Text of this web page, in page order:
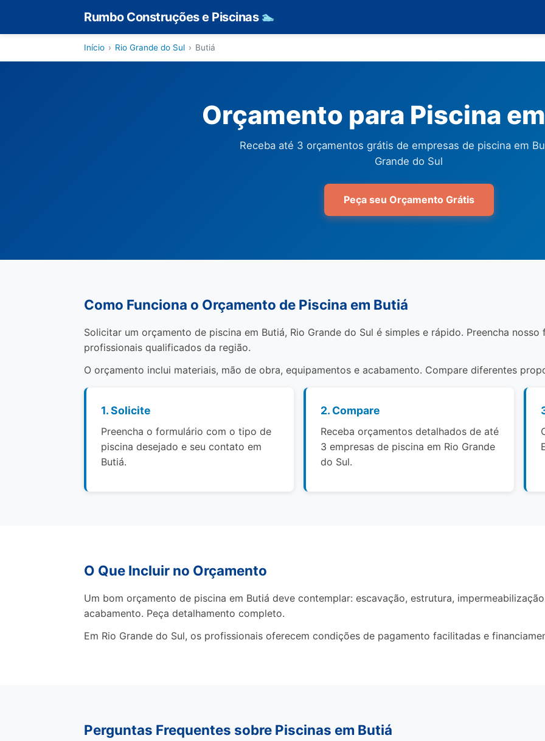
Rumbo Construções e Piscinas 🏊
Início › Rio Grande do Sul › Butiá
Orçamento para Piscina
Receba até 3 orçamentos grátis de empresas de piscina em
Grande do Sul
Peça seu Orçamento Grátis
Como Funciona o Orçamento de Piscina em Butiá
Solicitar um orçamento de piscina em Butiá, Rio Grande do Sul é simples e rápido. Preencha
profissionais qualificados da região.
O orçamento inclui materiais, mão de obra, equipamentos e acabamento. Compare diferentes
1. Solicite
Preencha o formulário com o tipo de
piscina desejado e seu contato em
Butiá.
2. Compare
Receba orçamentos detalhados de até
3 empresas de piscina em Rio Grande
do Sul.
O Que Incluir no Orçamento
Um bom orçamento de piscina em Butiá deve contemplar: escavação, estrutura,
acabamento. Peça detalhamento completo.
Em Rio Grande do Sul, os profissionais oferecem condições de pagamento facilitadas e
Perguntas Frequentes sobre Piscinas em Butiá